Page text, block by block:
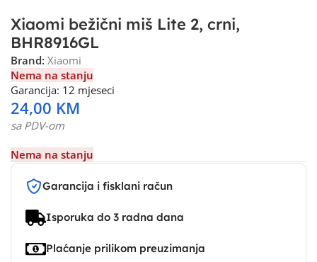
Xiaomi bežični miš Lite 2, crni,
BHR8916GL
Brand: Xiaomi
Nema na stanju
Garancija: 12 mjeseci
24,00 KM
sa PDV-om
Nema na stanju
Garancija i fisklani račun
Isporuka do 3 radna dana
Plaćanje prilikom preuzimanja